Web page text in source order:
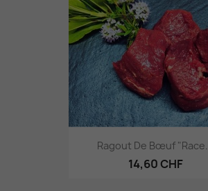
Ragout De Bœuf "Race...
14,60 CHF